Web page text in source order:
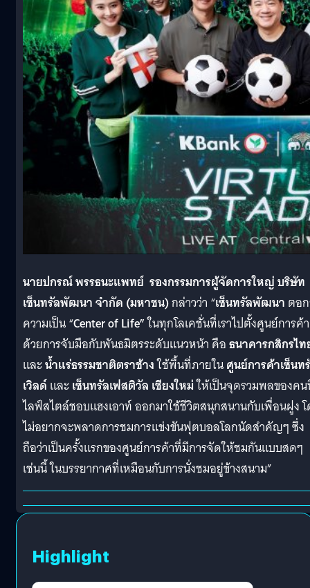
นายปกรณ์ พรรธนะแพทย์ รองกรรมการผู้จัดการใหญ่ บริษัท
เซ็นทรัลพัฒนา จำกัด (มหาชน)กล่าวว่า “เซ็นทรัลพัฒนา ตอ
ความเป็น “Center of Life”ในทุกโลเคชั่นที่เราไปตั้งศูนย์การค้า
ด้วยการจับมือกับพันธมิตรระดับแนวหน้า คือธนาคารกสิกรไ
และน้ำแร่ธรรมชาติตราช้างใช้พื้นที่ภายในศูนย์การค้าเซ็นท
เวิลด์และเซ็นทรัลเฟสติวัล เชียงใหม่ให้เป็นจุดรวมพลของค
ไลฟ์สไตล์ชอบแฮงเอาท์ ออกมาใช้ชีวิตสนุกสนานกับเพื่อนฝูง
ไม่อยากจะพลาดการชมการแข่งขันฟุตบอลโลกนัดสำคัญๆ ซึ่ง
ถือว่าเป็นครั้งแรกของศูนย์การค้าที่มีการจัดให้ชมกันแบบสดๆ
เช่นนี้ ในบรรยากาศที่เหมือนกับการนั่งชมอยู่ข้างสนาม”
Highlight